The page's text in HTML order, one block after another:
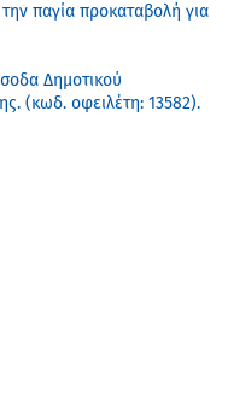
παγία προκαταβολή για
Δημοτικού
(κωδ. οφειλέτη: 13582).